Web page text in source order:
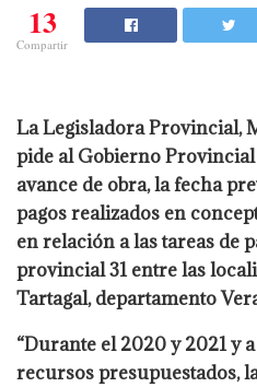
13
Compartir
La Legisladora Provincial,
pide al Gobierno
avance de obra, la fecha
pagos realizados en
en relación a las tareas de
provincial 31 entre las
Tartagal, departamento
“Durante el 2020 y 2021 y
recursos presupuestados,